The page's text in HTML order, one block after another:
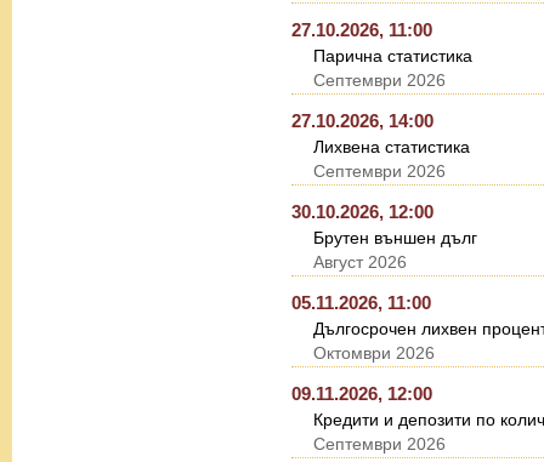
27.10.2026, 11:00
Парична статистика
Септември 2026
27.10.2026, 14:00
Лихвена статистика
Септември 2026
30.10.2026, 12:00
Брутен външен дълг
Август 2026
05.11.2026, 11:00
Дългосрочен лихвен
Октомври 2026
09.11.2026, 12:00
Кредити и депозити по
Септември 2026